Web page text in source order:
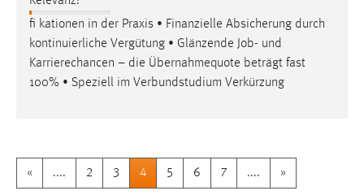
fi kationen in der Praxis • Finanzielle Absicherung durch
kontinuierliche Vergütung • Glänzende Job- und
Karrierechancen – die Übernahmequote beträgt fast
100% • Speziell im Verbundstudium Verkürzung
« .... 2 3 4 5 6 7 .... »